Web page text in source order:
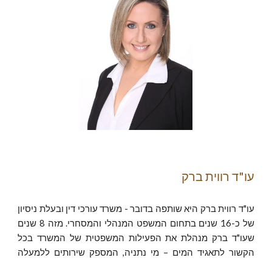
עו"ד רווית ברק
עו"ד רווית ברק היא שותפה בדובר - משרד עורכי דין ובעלת ניסיון
של כ-16 שנים בתחום המשפט המנהלי והמסחרי. מזה 8 שנים
שעו"ד ברק מנהלת את הפעילות המשפטית של המשרד בכל
הקשור לתאגיד המים – מי נתניה, המספק שירותים ללמעלה